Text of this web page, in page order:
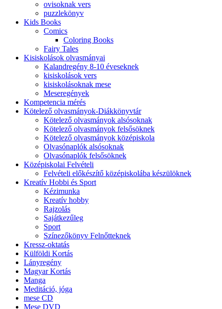
ovisoknak vers
puzzlekönyv
Kids Books
Comics
Coloring Books
Fairy Tales
Kisiskolások olvasmányai
Kalandregény 8-10 éveseknek
kisiskolások vers
kisiskolásoknak mese
Meseregények
Kompetencia mérés
Kötelező olvasmányok-Diákkönyvtár
Kötelező olvasmányok alsósoknak
Kötelező olvasmányok felsősöknek
Kötelező olvasmányok középiskola
Olvasónaplók alsósoknak
Olvasónaplók felsősöknek
Középiskolai Felvételi
Felvételi előkészítő középiskolába készülöknek
Kreatív Hobbi és Sport
Kézimunka
Kreatív hobby
Rajzolás
Sajátkezűleg
Sport
Színezőkönyv Felnőtteknek
Kressz-oktatás
Külföldi Kortás
Lányregény
Magyar Kortás
Manga
Meditáció, jóga
mese CD
Mese DVD